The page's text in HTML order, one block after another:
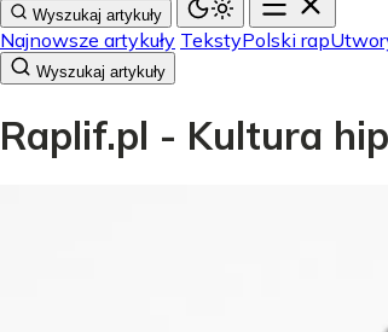
Wyszukaj artykuły
Najnowsze artykuły TekstyPolski rap
Wyszukaj artykuły
Raplif.pl - Kultura